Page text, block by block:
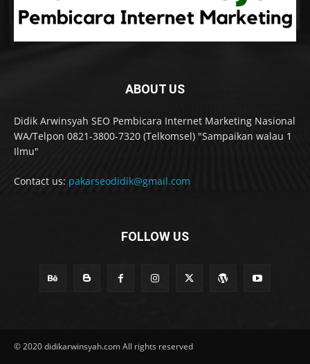
ABOUT US
Didik Arwinsyah SEO Pembicara Internet Marketing Nasional
WA/Telpon 0821-3800-7320 (Telkomsel) "Sampaikan walau 1
Ilmu"
Contact us: pakarseodidik@gmail.com
FOLLOW US
© 2020 didikarwinsyah.com All rights reserved